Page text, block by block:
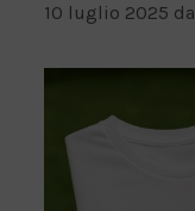
10 luglio 2025 da